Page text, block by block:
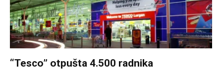
“Tesco” otpušta 4.500 radnika